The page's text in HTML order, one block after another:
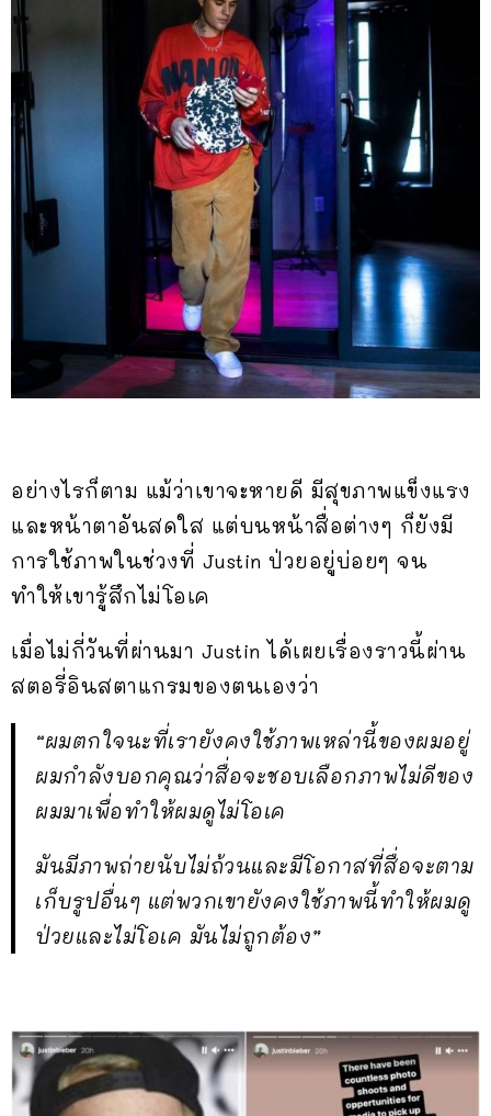
อย่างไรก็ตาม แม้ว่าเขาจะหายดี มีสุขภาพแข็งแรง
และหน้าตาอันสดใส แต่บนหน้าสื่อต่างๆ ก็ยังมี
การใช้ภาพในช่วงที่ Justin ป่วยอยู่บ่อยๆ จน
ทำให้เขารู้สึกไม่โอเค
เมื่อไม่กี่วันที่ผ่านมา Justin ได้เผยเรื่องราวนี้ผ่าน
สตอรี่อินสตาแกรมของตนเองว่า
“ผมตกใจนะที่เรายังคงใช้ภาพเหล่านี้ของผมอยู่
ผมกำลังบอกคุณว่าสื่อจะชอบเลือกภาพไม่ดีของ
ผมมาเพื่อทำให้ผมดูไม่โอเค
มันมีภาพถ่ายนับไม่ถ้วนและมีโอกาสที่สื่อจะตาม
เก็บรูปอื่นๆ แต่พวกเขายังคงใช้ภาพนี้ทำให้ผมดู
ป่วยและไม่โอเค มันไม่ถูกต้อง”